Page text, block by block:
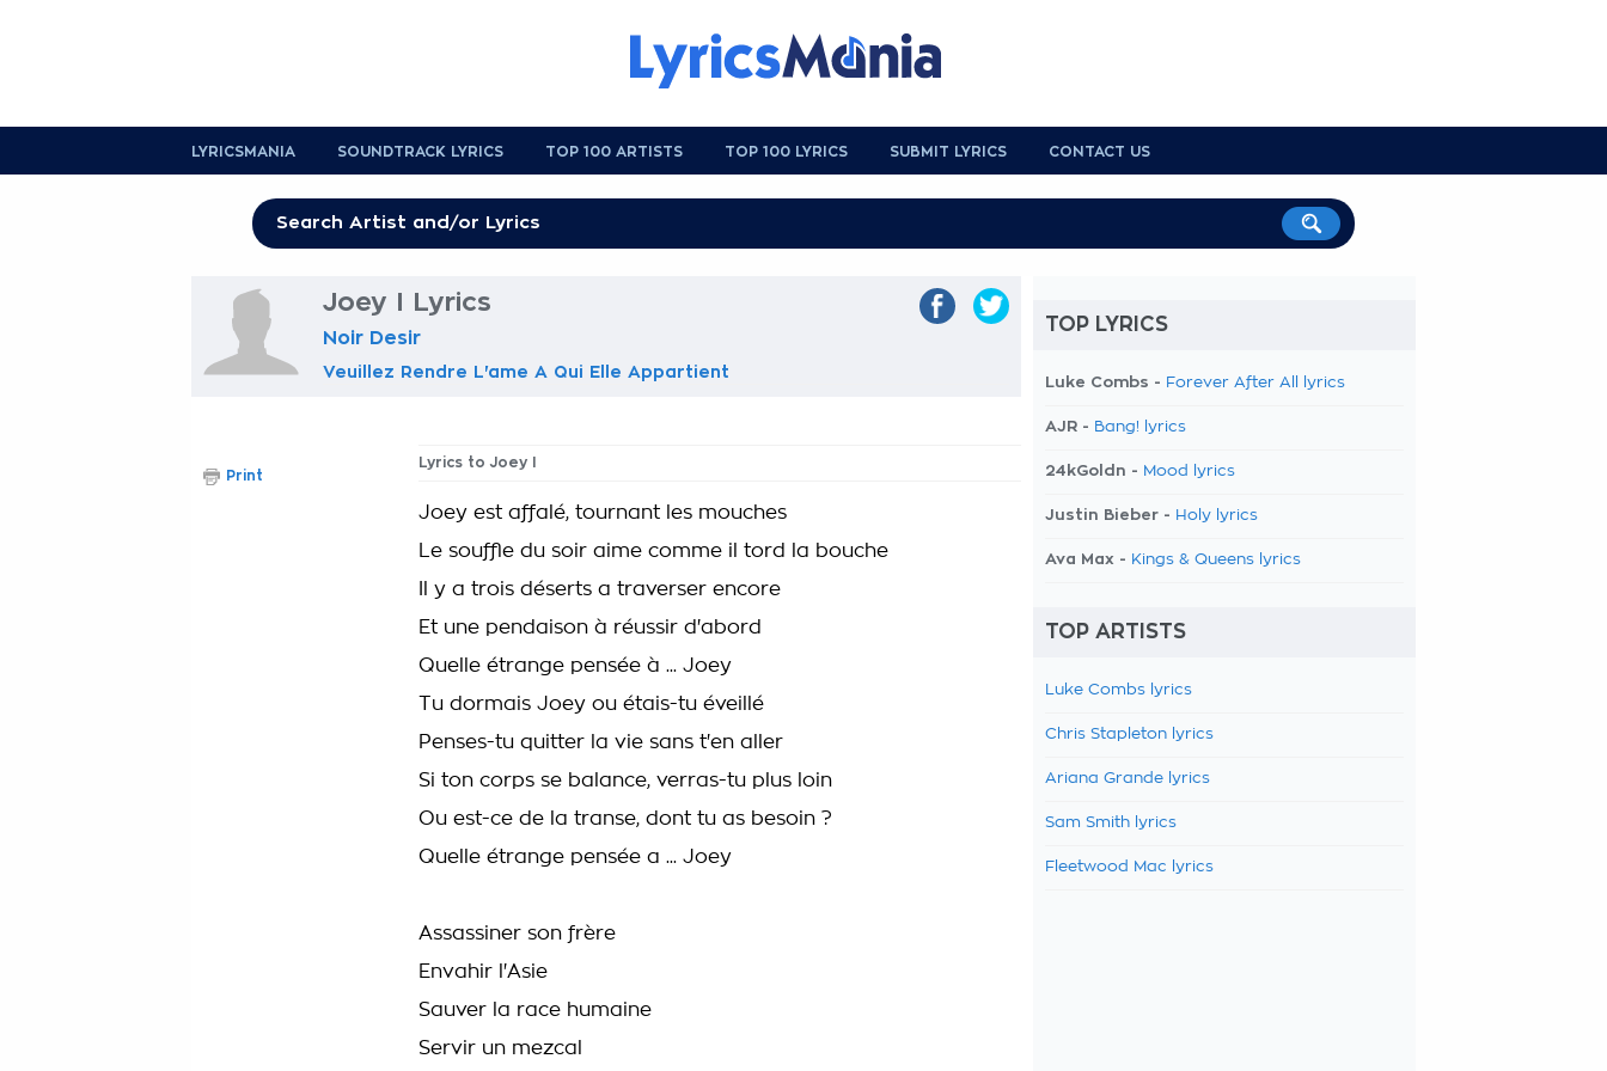
LYRICSMANIA SOUNDTRACK LYRICS TOP 100 ARTISTS TOP 100 LYRICS SUBMIT LYRICS CONTACT US
Joey I Lyrics
Noir Desir
Veuillez Rendre L'ame A Qui Elle Appartient
Lyrics to Joey I
Joey est affalé, tournant les mouches
Le souffle du soir aime comme il tord la bouche
Il y a trois déserts a traverser encore
Et une pendaison à réussir d'abord
Quelle étrange pensée à ... Joey
Tu dormais Joey ou étais-tu éveillé
Penses-tu quitter la vie sans t'en aller
Si ton corps se balance, verras-tu plus loin
Ou est-ce de la transe, dont tu as besoin ?
Quelle étrange pensée a ... Joey
Assassiner son frère
Envahir l'Asie
Sauver la race humaine
Servir un mezcal
Print
TOP LYRICS
Luke Combs - Forever After All lyrics
AJR - Bang! lyrics
24kGoldn - Mood lyrics
Justin Bieber - Holy lyrics
Ava Max - Kings & Queens lyrics
TOP ARTISTS
Luke Combs lyrics
Chris Stapleton lyrics
Ariana Grande lyrics
Sam Smith lyrics
Fleetwood Mac lyrics